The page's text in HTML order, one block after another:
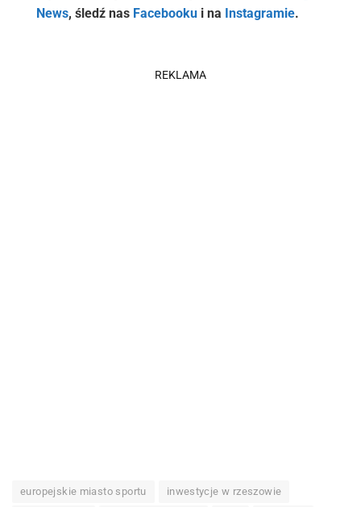
News, śledź nas Facebooku i na Instagramie.
REKLAMA
europejskie miasto sportu inwestycje w rzeszowie